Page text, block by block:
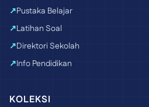
Pustaka Belajar
Latihan Soal
Direktori Sekolah
Info Pendidikan
KOLEKSI